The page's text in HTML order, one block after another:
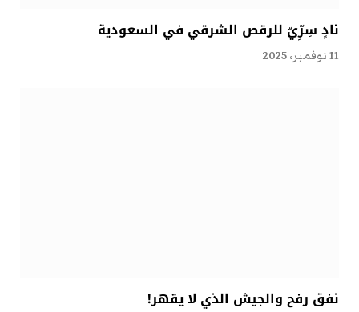
نادٍ سِرِّيّ للرقص الشرقي في السعودية
11 نوفمبر، 2025
نفق رفح والجيش الذي لا يقهر!